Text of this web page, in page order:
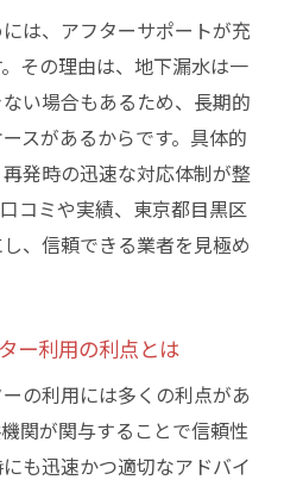
は、アフターサポートが充
その理由は、地下漏水は一
い場合もあるため、長期的
スがあるからです。具体的
発時の迅速な対応体制が整
コミや実績、東京都目黒区
、信頼できる業者を見極め
ー利用の利点とは
の利用には多くの利点があ
関が関与することで信頼性
も迅速かつ適切なアドバイ